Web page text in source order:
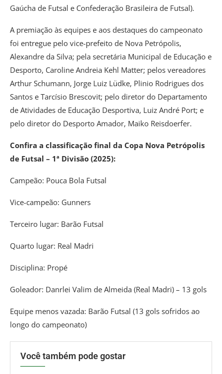
Gaúcha de Futsal e Confederação Brasileira de Futsal).
A premiação às equipes e aos destaques do campeonato
foi entregue pelo vice-prefeito de Nova Petrópolis,
Alexandre da Silva; pela secretária Municipal de Educação e
Desporto, Caroline Andreia Kehl Matter; pelos vereadores
Arthur Schumann, Jorge Luiz Lüdke, Plinio Rodrigues dos
Santos e Tarcísio Brescovit; pelo diretor do Departamento
de Atividades de Educação Desportiva, Luiz André Port; e
pelo diretor do Desporto Amador, Maiko Reisdoerfer.
Confira a classificação final da Copa Nova Petrópolis
de Futsal – 1ª Divisão (2025):
Campeão: Pouca Bola Futsal
Vice-campeão: Gunners
Terceiro lugar: Barão Futsal
Quarto lugar: Real Madri
Disciplina: Propé
Goleador: Danrlei Valim de Almeida (Real Madri) – 13 gols
Equipe menos vazada: Barão Futsal (13 gols sofridos ao
longo do campeonato)
Você também pode gostar